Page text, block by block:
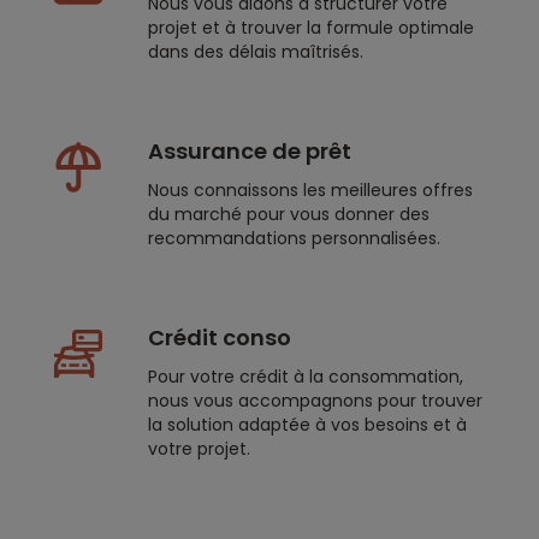
projet et à trouver la formule optimale
dans des délais maîtrisés.
Assurance de prêt
Nous connaissons les meilleures offres
du marché pour vous donner des
recommandations personnalisées.
Crédit conso
Pour votre crédit à la consommation,
nous vous accompagnons pour trouver
la solution adaptée à vos besoins et à
votre projet.